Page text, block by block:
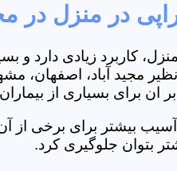
در منزل در
منزل، کاربرد زیادی
مجید آباد، اصفهان،
ان برای بسیاری از
بیشتر برای برخی از
بتوان جلوگیری کرد.